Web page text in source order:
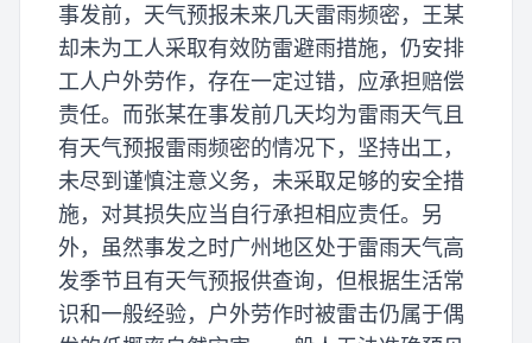
事发前，天气预报未来几天雷雨频密，王某
却未为工人采取有效防雷避雨措施，仍安排
工人户外劳作，存在一定过错，应承担赔偿
责任。而张某在事发前几天均为雷雨天气且
有天气预报雷雨频密的情况下，坚持出工，
未尽到谨慎注意义务，未采取足够的安全措
施，对其损失应当自行承担相应责任。另
外，虽然事发之时广州地区处于雷雨天气高
发季节且有天气预报供查询，但根据生活常
识和一般经验，户外劳作时被雷击仍属于偶